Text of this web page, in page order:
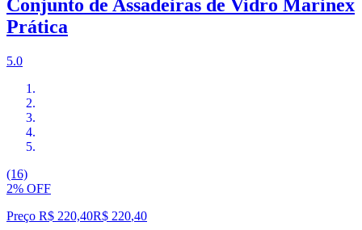
Conjunto de Assadeiras de Vidro Marinex
Prática
5.0
(16)
2% OFF
Preço R$ 220,40R$ 220,40